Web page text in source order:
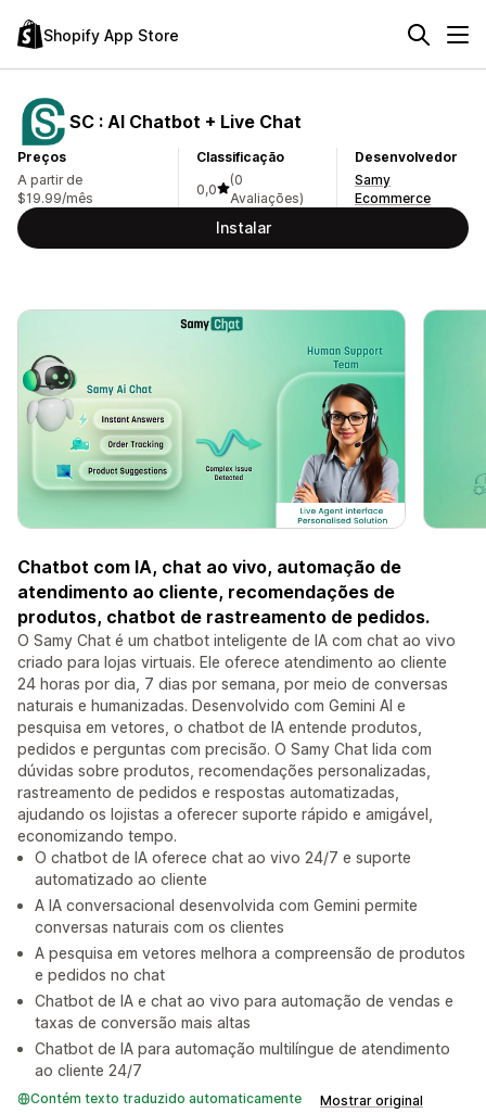
Shopify App Store
SC : AI Chatbot + Live Chat
Preços
A partir de
$19.99/mês
Classificação
0,0
(0
Avaliações)
Desenvolvedor
Samy
Ecommerce
Instalar
Chatbot com IA, chat ao vivo, automação de
atendimento ao cliente, recomendações de
produtos, chatbot de rastreamento de pedidos.
O Samy Chat é um chatbot inteligente de IA com chat ao vivo
criado para lojas virtuais. Ele oferece atendimento ao cliente
24 horas por dia, 7 dias por semana, por meio de conversas
naturais e humanizadas. Desenvolvido com Gemini AI e
pesquisa em vetores, o chatbot de IA entende produtos,
pedidos e perguntas com precisão. O Samy Chat lida com
dúvidas sobre produtos, recomendações personalizadas,
rastreamento de pedidos e respostas automatizadas,
ajudando os lojistas a oferecer suporte rápido e amigável,
economizando tempo.
O chatbot de IA oferece chat ao vivo 24/7 e suporte
automatizado ao cliente
A IA conversacional desenvolvida com Gemini permite
conversas naturais com os clientes
A pesquisa em vetores melhora a compreensão de produtos
e pedidos no chat
Chatbot de IA e chat ao vivo para automação de vendas e
taxas de conversão mais altas
Chatbot de IA para automação multilíngue de atendimento
ao cliente 24/7
Contém texto traduzido automaticamente Mostrar original